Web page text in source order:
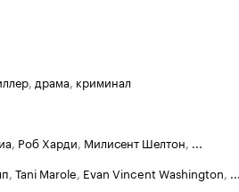
, драма, криминал
, Роб Харди, Милисент Шелтон, ...
, Tani Marole, Evan Vincent Washington, ...